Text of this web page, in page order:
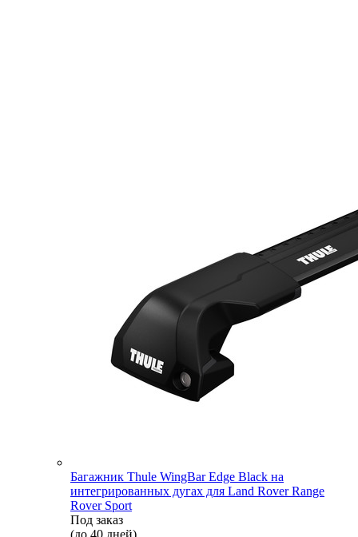
Багажник Thule WingBar Edge Black на
интегрированных дугах для Land Rover Range
Rover Sport
Под заказ
(до 40 дней)